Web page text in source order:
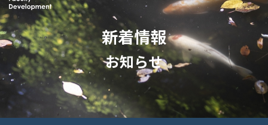
新着情報
お知らせ